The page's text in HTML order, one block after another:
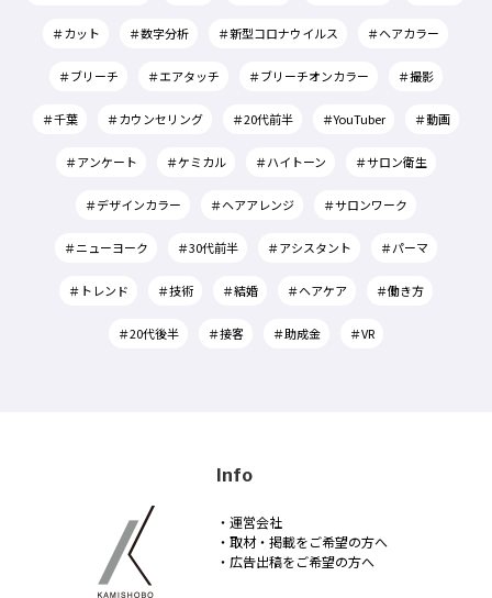
＃カット ＃数字分析 ＃新型コロナウイルス ＃ヘアカラー
＃ブリーチ ＃エアタッチ ＃ブリーチオンカラー ＃撮影
＃千葉 ＃カウンセリング ＃20代前半 ＃YouTuber ＃動画
＃アンケート ＃ケミカル ＃ハイトーン ＃サロン衛生
＃デザインカラー ＃ヘアアレンジ ＃サロンワーク
＃ニューヨーク ＃30代前半 ＃アシスタント ＃パーマ
＃トレンド ＃技術 ＃結婚 ＃ヘアケア ＃働き方
＃20代後半 ＃接客 ＃助成金 ＃VR
Info
・運営会社
・取材・掲載をご希望の方へ
・広告出稿をご希望の方へ